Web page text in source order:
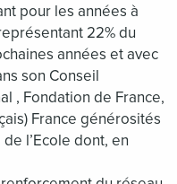
pour les années à
22% du
années et avec
son Conseil
, Fondation de France,
France générosités
l’Ecole dont, en